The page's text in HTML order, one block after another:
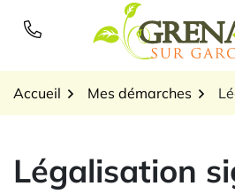
Logo
Accueil Mes démarches
Légalisation